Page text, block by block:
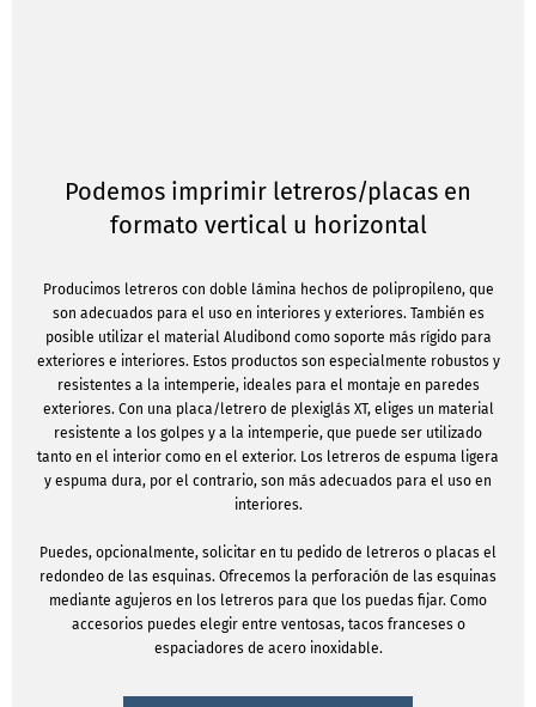
Podemos imprimir letreros/placas en
formato vertical u horizontal
Producimos letreros con doble lámina hechos de polipropileno, que
son adecuados para el uso en interiores y exteriores. También es
posible utilizar el material Aludibond como soporte más rígido para
exteriores e interiores. Estos productos son especialmente robustos y
resistentes a la intemperie, ideales para el montaje en paredes
exteriores. Con una placa/letrero de plexiglás XT, eliges un material
resistente a los golpes y a la intemperie, que puede ser utilizado
tanto en el interior como en el exterior. Los letreros de espuma ligera
y espuma dura, por el contrario, son más adecuados para el uso en
interiores.
Puedes, opcionalmente, solicitar en tu pedido de letreros o placas el
redondeo de las esquinas. Ofrecemos la perforación de las esquinas
mediante agujeros en los letreros para que los puedas fijar. Como
accesorios puedes elegir entre ventosas, tacos franceses o
espaciadores de acero inoxidable.